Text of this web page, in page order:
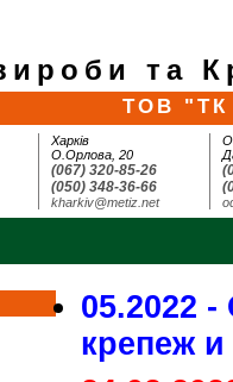
та
ТОВ "ТК
Харків
О.Орлова, 20
(067) 320-85-26
(050) 348-36-66
kharkiv@metiz.net
05.2022
крепеж